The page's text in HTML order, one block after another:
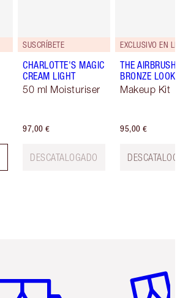
SUSCRÍBETE
CHARLOTTE'S MAGIC
CREAM LIGHT
50 ml Moisturiser
97,00 €
DESCATALOGADO
EXCLUSIVO EN
THE AIRBRUSH
BRONZE LOOK
Makeup Kit
95,00 €